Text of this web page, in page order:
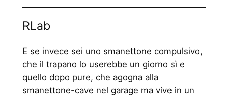
RLab
E se invece sei uno smanettone compulsivo,
che il trapano lo userebbe un giorno sì e
quello dopo pure, che agogna alla
smanettone-cave nel garage ma vive in un